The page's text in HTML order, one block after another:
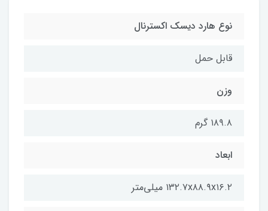
نوع هارد دیسک اکسترنال
قابل حمل
وزن
۱۸۹.۸ گرم
ابعاد
۱۳۲.۷x۸۸.۹x۱۶.۲ میلی‌متر